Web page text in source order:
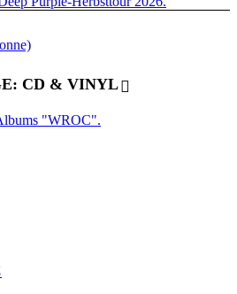
CD & VINYL